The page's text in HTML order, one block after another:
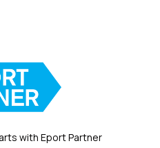
with Eport Partner